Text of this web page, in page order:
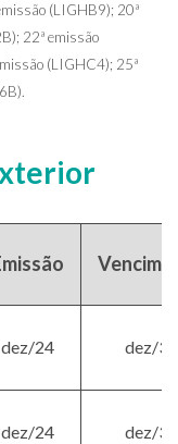
(LIGHB9); 20ª
22ª emissão
(LIGHC4); 25ª
dez/24 dez/32
dez/24 dez/37